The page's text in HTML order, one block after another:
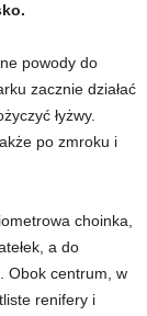
powody do
zacznie działać
łyżwy.
po zmroku i
choinka,
a do
Obok centrum, w
renifery i